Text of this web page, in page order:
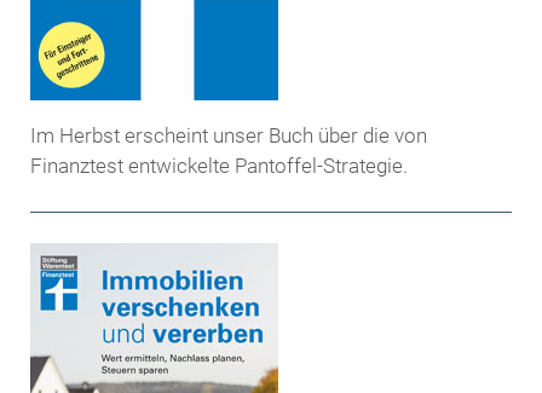
Im Herbst erscheint unser Buch über die von
Finanztest entwickelte Pantoffel-Strategie.